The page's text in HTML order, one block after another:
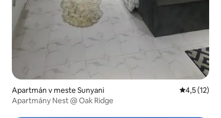
Apartmán v meste Sunyani Priemerné
4,5 (12)
Apartmány Nest @ Oak Ridge